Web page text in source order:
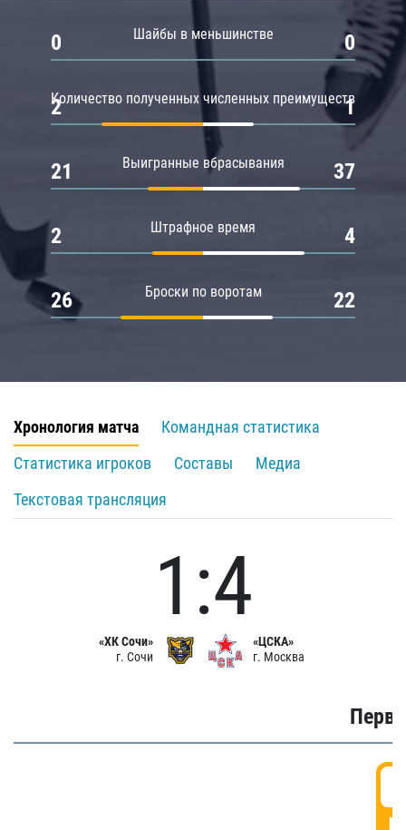
Шайбы в меньшинстве
0 0
Количество полученных численных преимуществ
2 1
Выигранные вбрасывания
21 37
Штрафное время
2 4
Броски по воротам
26 22
Хронология матча
Командная статистика
Статистика игроков
Составы
Медиа
Текстовая трансляция
«ХК Сочи»
г. Сочи
1:4
«ЦСКА»
г. Москва